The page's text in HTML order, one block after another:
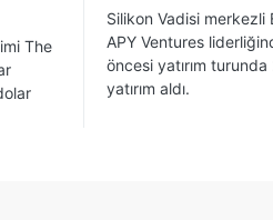
The
Silikon Vadisi merkezli
APY Ventures
öncesi yatırım
yatırım aldı.